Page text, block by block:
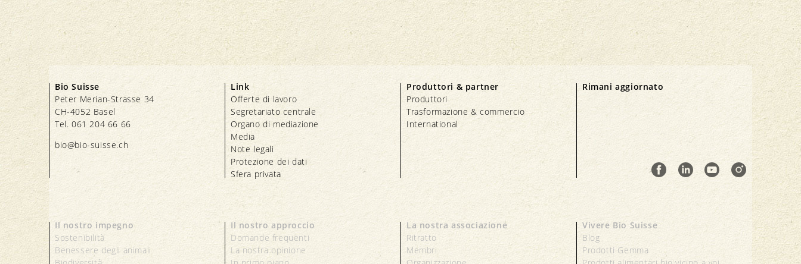
Bio Suisse
Peter Merian-Strasse 34
CH-4052 Basel
Tel. 061 204 66 66
bio@bio-suisse.ch
Link
Offerte di lavoro
Segretariato centrale
Organo di mediazione
Media
Note legali
Protezione dei dati
Sfera privata
Produttori & partner
Produttori
Trasformazione & commercio
International
Rimani aggiornato
Il nostro impegno
Sostenibilità
Benessere degli animali
Il nostro approccio
Domande frequenti
La nostra opinione
La nostra associazione
Ritratto
Membri
Vivere Bio Suisse
Blog
Prodotti Gemma